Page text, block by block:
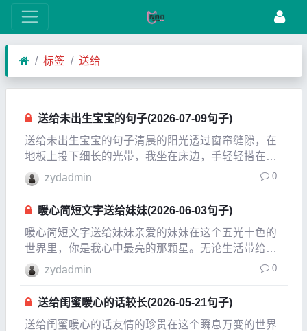
标签 送给
送给未出生宝宝的句子(2026-07-09句子)
送给未出生宝宝的句子清晨的阳光透过窗帘缝隙，在
地板上投下细长的光带，我坐在床边，手轻轻搭在微
微隆起的小腹上。那里有个小小的生命正在悄悄生
长，有时候他会调皮地踢我一下，像是在跟我打招
呼。我常常对着他说话，不知道他能不能听见，但总
觉得这些话会像
zydadmin 0
暖心简短文字送给妹妹(2026-06-03句子)
暖心简短文字送给妹妹亲爱的妹妹在这个五光十色的
世界里，你是我心中最亮的那颗星。无论生活带给我
们怎样的挑战，我希望你永远记得，你的哥哥姐姐会
在你身边支持你。每当我看到你灿烂的笑容，心中就
充满了温暖与希望。追求梦想你有无数的梦想和目
标，这些都
zydadmin 0
送给闺蜜暖心的话较长(2026-05-21句子)
送给闺蜜暖心的话友情的珍贵在这个瞬息万变的世界